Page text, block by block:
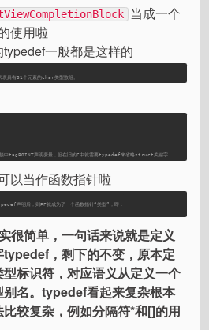
当成一个
使用啦
一般都是这样的
具有81个元素的char类型数组。
中tagPOINT声明变量，但在旧的C中就需要typedef来省略struct关键字
以当作函数指针啦
声明后，则PF就成为了一个函数指针“类型”，即：
很简单，一句话来说就是定义
，剩下的不变，原本定
标识符，对应语义从定义一个
名。typedef看起来复杂根本
较复杂，例如分隔符*和[]的用